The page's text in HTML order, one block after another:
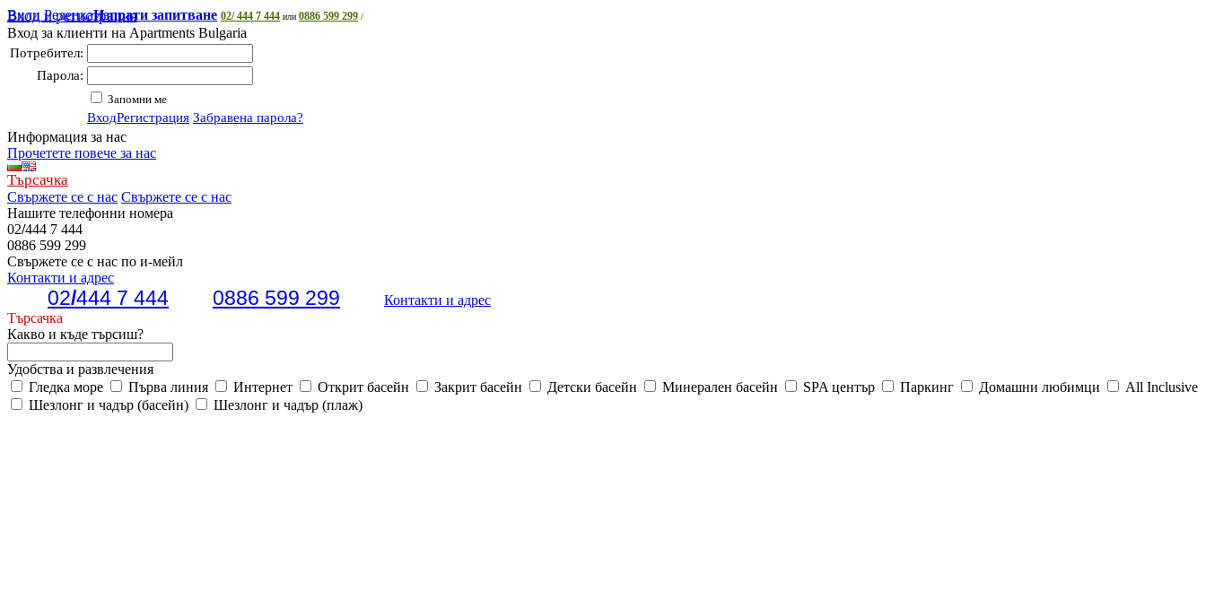
Вили РеденкаИзпрати запитване 02/ 444 7 444 или 0886 599 299 /
Вход и регистрация
Вход за клиенти на Apartments Bulgaria
Потребител:
Парола:
Запомни ме
ВходРегистрация Забравена парола?
Информация за нас
Прочетете повече за нас
Търсачка
Свържете се с нас Свържете се с нас
Нашите телефонни номера
02/444 7 444
0886 599 299
Свържете се с нас по и-мейл
Контакти и адрес
02/444 7 444 0886 599 299
Контакти и адрес
Търсачка
Какво и къде търсиш?
Удобства и развлечения
Гледка море
Първа линия Интернет Открит басейн Закрит басейн Детски басейн Минерален басейн SPA център Паркинг Домашни любимци
All Inclusive
Шезлонг и чадър (басейн)
Шезлонг и чадър (плаж)